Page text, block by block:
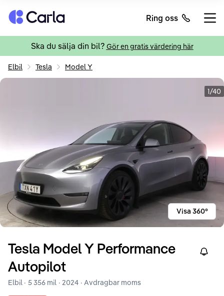
Tillbaka till startsidan Ring oss
Ska du sälja din bil? Gör en gratis värdering här
Elbil Tesla Model Y
1/40
Visa 360°
Tesla Model Y Performance
Autopilot
Right
Elbil · 5 356 mil · 2024 · Avdragbar moms